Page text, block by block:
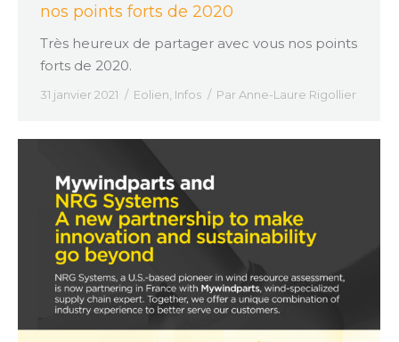
nos points forts de 2020
Très heureux de partager avec vous nos points
forts de 2020.
31 janvier 2021 Eolien Infos Par Anne-Laure Rigollier